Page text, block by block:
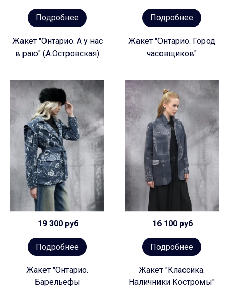
Подробнее
Жакет "Онтарио. А у нас
в раю" (А.Островская)
Подробнее
Жакет "Онтарио. Город
часовщиков"
19 300 руб
Подробнее
Жакет "Онтарио.
Барельефы
16 100 руб
Подробнее
Жакет "Классика.
Наличники Костромы"